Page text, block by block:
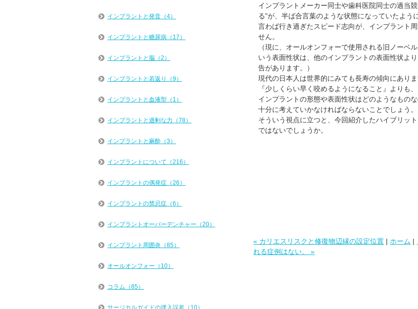
インプラントメーカー同士や歯科医院同士の過当
る"が、半ば合言葉のような状態になっていたよう
言わば行き過ぎたスピード志向が、インプラント
せん。
（現に、オールオンフォーで使用される旧ノーベ
いう表面性状は、他のインプラントの表面性状よ
告があります。）
現代の日本人は世界的にみても長寿の傾向にありま
『少しくらい早く咬めるようになること』よりも
インプラントの形態や表面性状はどのようなもの
十分に考えていかなければならないことでしょう。
そういう視点に立つと、今回紹介したハイブリッ
ではないでしょうか。
« カリエスリスクと修復物辺縁の設定位置 | ホーム |
れる症例はない。 »
インプラントと発音（4）
インプラントと糖尿病（17）
インプラントと脳（2）
インプラントと若返り（9）
インプラントと血液型（1）
インプラントと過剰な力（78）
インプラントと麻酔（3）
インプラントについて（216）
インプラントの偶発症（26）
インプラントの禁忌症（6）
インプラントオーバーデンチャー（20）
インプラント周囲炎（85）
オールオンフォー（10）
コラム（85）
サージカルガイドの埋入誤差（10）